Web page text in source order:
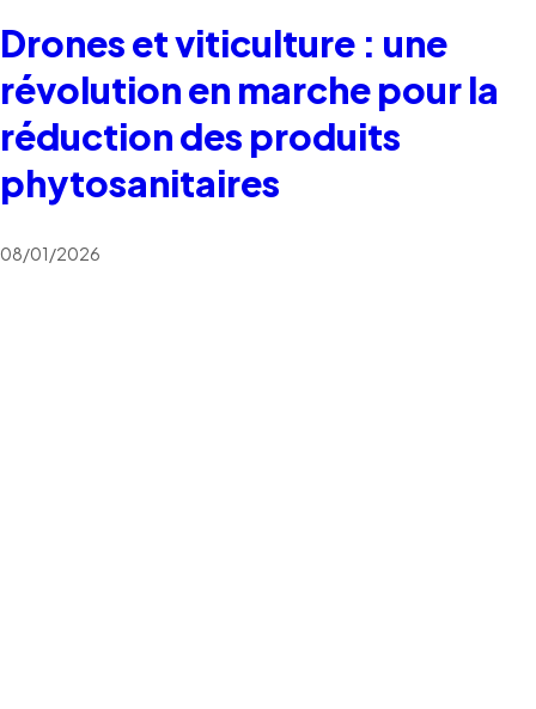
Drones et viticulture : une
révolution en marche pour la
réduction des produits
phytosanitaires
08/01/2026